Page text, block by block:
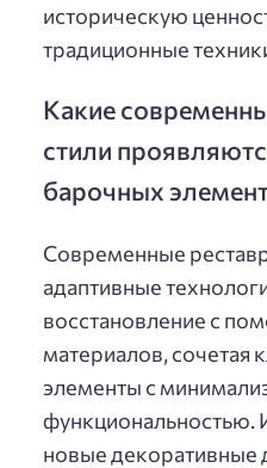
историческую
традиционные
Какие
стили
барочных
Современные
адаптивные
восстановление с
материалов, сочетая
элементы с
функциональностью.
новые декоративные